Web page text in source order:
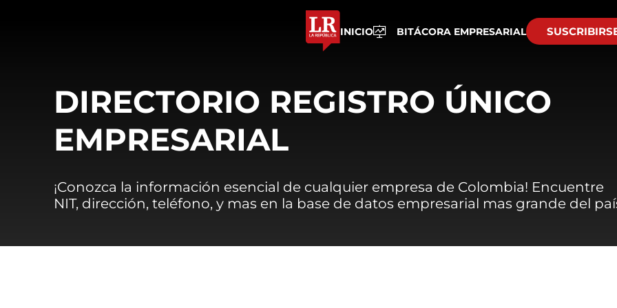
INICIO BITÁCORA EMPRESARIAL
DIRECTORIO REGISTRO ÚNICO
EMPRESARIAL
¡Conozca la información esencial de cualquier empresa de Colombia! Encuentre
NIT, dirección, teléfono, y mas en la base de datos empresarial mas grande del